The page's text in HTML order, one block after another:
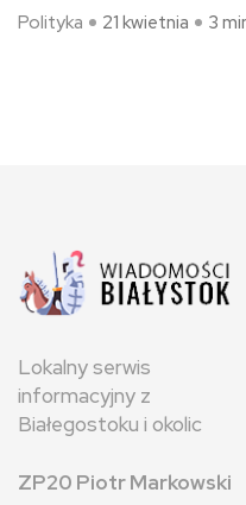
Polityka
21 kwietnia 3
Lokalny serwis
informacyjny z
Białegostoku i okolic
ZP20 Piotr Markowski